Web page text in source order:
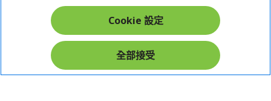
在社群上追蹤 Acer
Cookie 設定
全部接受